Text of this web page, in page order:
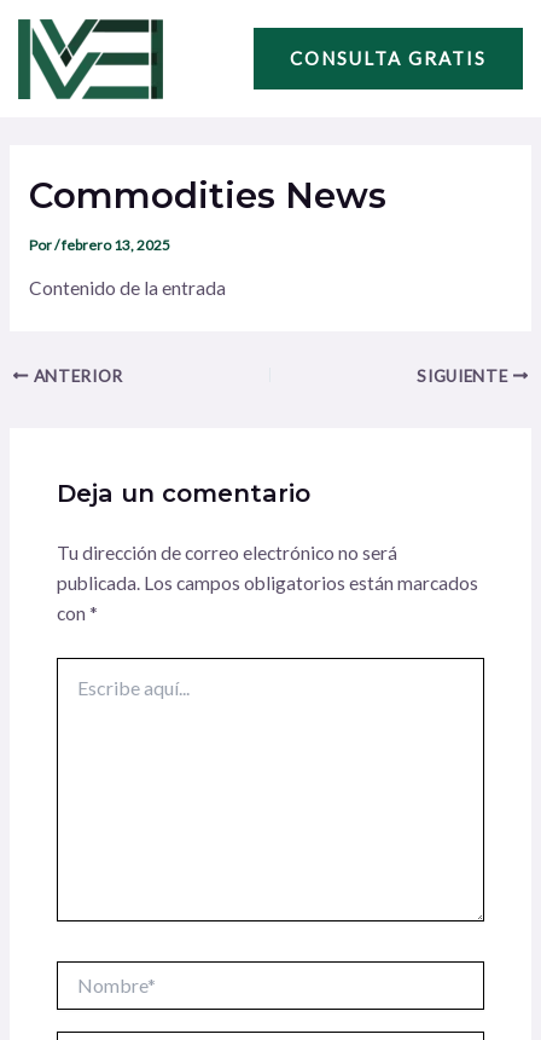
contenido
CONSULTA GRATIS
Commodities News
Por/febrero 13, 2025
Contenido de la entrada
entradas
ANTERIOR SIGUIENTE
Deja un comentario
Tu dirección de correo electrónico no será
publicada. Los campos obligatorios están marcados
con *
aquí...